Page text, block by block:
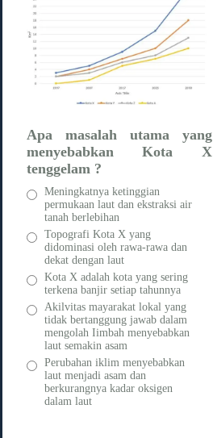
Apa masalah utama yang
menyebabkan Kota X
tenggelam ?
Meningkatnya ketinggian
permukaan laut dan ekstraksi air
tanah berlebihan
Topografi Kota X yang
didominasi oleh rawa-rawa dan
dekat dengan laut
Kota X adalah kota yang sering
terkena banjir setiap tahunnya
Akilvitas mayarakat lokal yang
tidak bertanggung jawab dalam
mengolah Iimbah menyebabkan
laut semakin asam
Perubahan iklim menyebabkan
laut menjadi asam dan
berkurangnya kadar oksigen
dalam laut